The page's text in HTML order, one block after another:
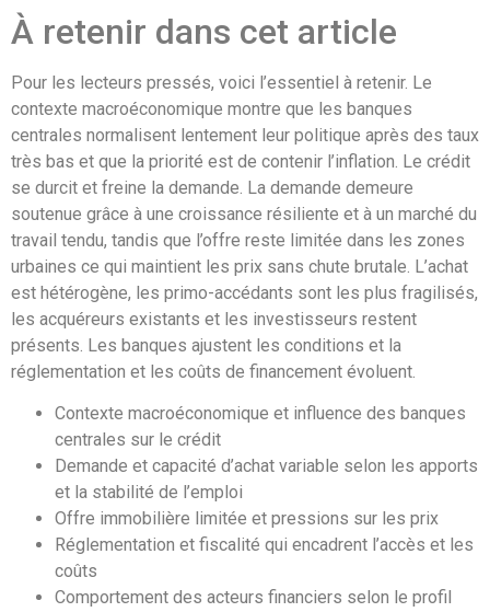
À retenir dans cet article
Pour les lecteurs pressés, voici l’essentiel à retenir. Le
contexte macroéconomique montre que les banques
centrales normalisent lentement leur politique après des taux
très bas et que la priorité est de contenir l’inflation. Le crédit
se durcit et freine la demande. La demande demeure
soutenue grâce à une croissance résiliente et à un marché du
travail tendu, tandis que l’offre reste limitée dans les zones
urbaines ce qui maintient les prix sans chute brutale. L’achat
est hétérogène, les primo-accédants sont les plus fragilisés,
les acquéreurs existants et les investisseurs restent
présents. Les banques ajustent les conditions et la
réglementation et les coûts de financement évoluent.
Contexte macroéconomique et influence des banques
centrales sur le crédit
Demande et capacité d’achat variable selon les apports
et la stabilité de l’emploi
Offre immobilière limitée et pressions sur les prix
Réglementation et fiscalité qui encadrent l’accès et les
coûts
Comportement des acteurs financiers selon le profil